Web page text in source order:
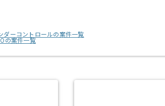
ダーコントロールの案件一覧
の案件一覧